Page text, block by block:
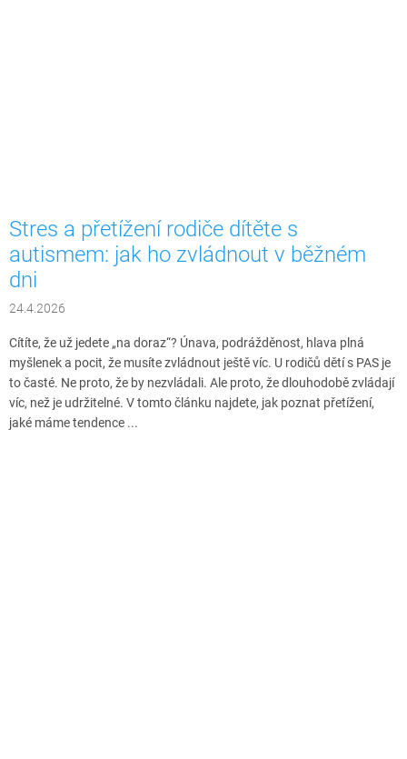
Stres a přetížení rodiče dítěte s
autismem: jak ho zvládnout v běžném
dni
24.4.2026
Cítíte, že už jedete „na doraz“? Únava, podrážděnost, hlava plná
myšlenek a pocit, že musíte zvládnout ještě víc. U rodičů dětí s PAS je
to časté. Ne proto, že by nezvládali. Ale proto, že dlouhodobě zvládají
víc, než je udržitelné. V tomto článku najdete, jak poznat přetížení,
jaké máme tendence ...